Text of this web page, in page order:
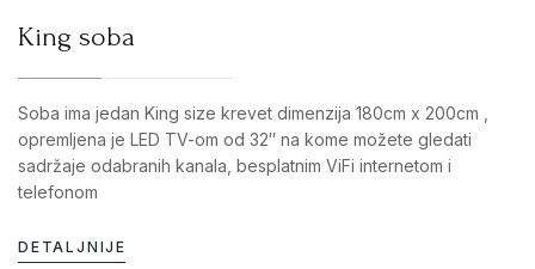
King soba
Soba ima jedan King size krevet dimenzija 180cm x 200cm ,
opremljena je LED TV-om od 32″ na kome možete gledati
sadržaje odabranih kanala, besplatnim ViFi internetom i
telefonom
DETALJNIJE